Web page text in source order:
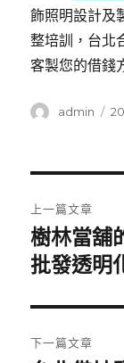
飾照明設計及
整培訓，台北
客製您的借錢
作
admin
發
章
導
覽
上一篇文章
上
一
文
章:
樹林當舖
批發透明
下一篇文章